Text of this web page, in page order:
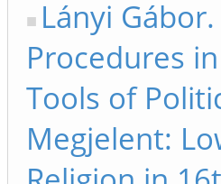
Lányi
Procedures
Tools of
Megjelent: